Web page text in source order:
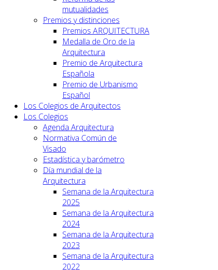
mutualidades
Premios y distinciones
Premios ARQUITECTURA
Medalla de Oro de la
Arquitectura
Premio de Arquitectura
Española
Premio de Urbanismo
Español
Los Colegios de Arquitectos
Los Colegios
Agenda Arquitectura
Normativa Común de
Visado
Estadística y barómetro
Día mundial de la
Arquitectura
Semana de la Arquitectura
2025
Semana de la Arquitectura
2024
Semana de la Arquitectura
2023
Semana de la Arquitectura
2022